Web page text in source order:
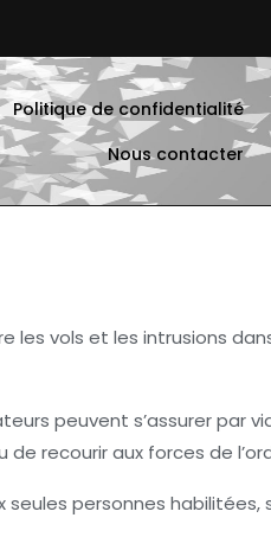
Politique de confidentialité
Nous contacter
les vols et les intrusions
peuvent s’assurer par
recourir aux forces de
seules personnes habilitées,